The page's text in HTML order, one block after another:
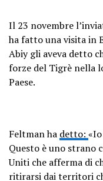
Il 23 novembre
ha fatto una visita in
Abiy gli aveva detto
forze del Tigrè nella
Paese.
Feltman ha detto:
Questo è uno strano
Uniti che afferma di
ritirarsi dai territori